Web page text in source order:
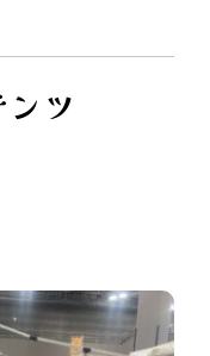
ツ